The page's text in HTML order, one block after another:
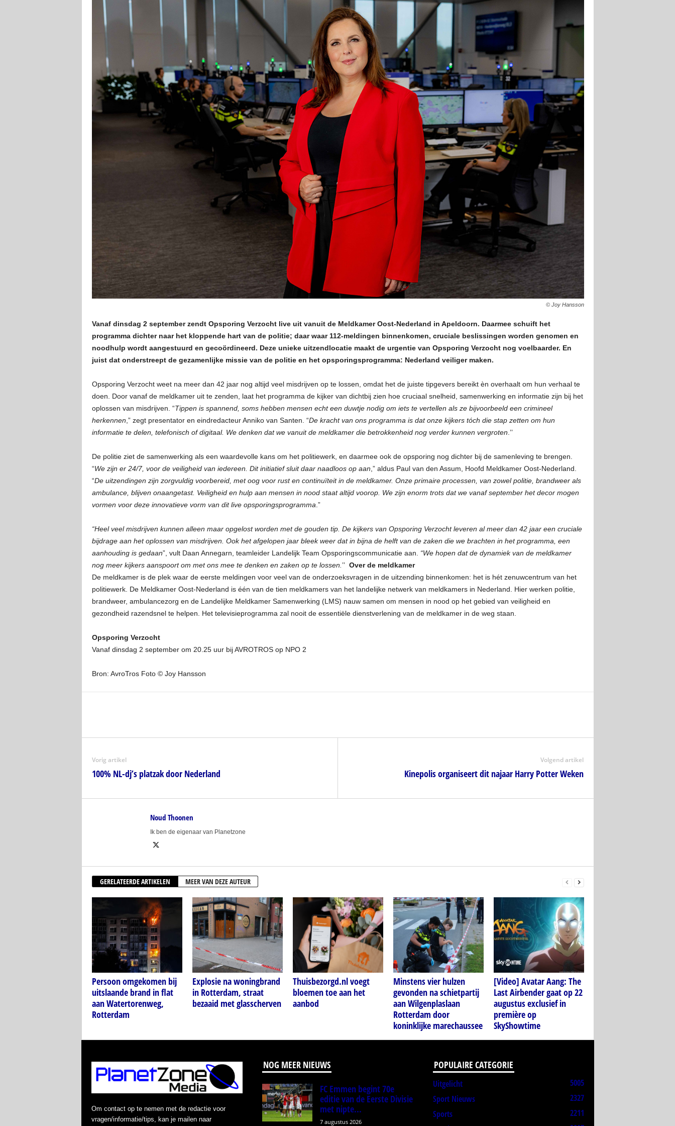
© Joy Hansson
Vanaf dinsdag 2 september zendt Opsporing Verzocht live uit vanuit de Meldkamer Oost-Nederland in Apeldoorn. Daarmee schuift het
programma dichter naar het kloppende hart van de politie; daar waar 112-meldingen binnenkomen, cruciale beslissingen worden genomen en
noodhulp wordt aangestuurd en gecoördineerd. Deze unieke uitzendlocatie maakt de urgentie van Opsporing Verzocht nog voelbaarder. En
juist dat onderstreept de gezamenlijke missie van de politie en het opsporingsprogramma: Nederland veiliger maken.
Opsporing Verzocht weet na meer dan 42 jaar nog altijd veel misdrijven op te lossen, omdat het de juiste tipgevers bereikt èn overhaalt om hun verhaal te
doen. Door vanaf de meldkamer uit te zenden, laat het programma de kijker van dichtbij zien hoe cruciaal snelheid, samenwerking en informatie zijn bij het
oplossen van misdrijven. “Tippen is spannend, soms hebben mensen echt een duwtje nodig om iets te vertellen als ze bijvoorbeeld een crimineel
herkennen ,” zegt presentator en eindredacteur Anniko van Santen. “De kracht van ons programma is dat onze kijkers tóch die stap zetten om hun
informatie te delen, telefonisch of digitaal. We denken dat we vanuit de meldkamer die betrokkenheid nog verder kunnen vergroten .’’
De politie ziet de samenwerking als een waardevolle kans om het politiewerk, en daarmee ook de opsporing nog dichter bij de samenleving te brengen.
“We zijn er 24/7, voor de veiligheid van iedereen. Dit initiatief sluit daar naadloos op aan ,” aldus Paul van den Assum, Hoofd Meldkamer Oost-Nederland.
“De uitzendingen zijn zorgvuldig voorbereid, met oog voor rust en continuïteit in de meldkamer. Onze primaire processen, van zowel politie, brandweer als
ambulance, blijven onaangetast. Veiligheid en hulp aan mensen in nood staat altijd voorop. We zijn enorm trots dat we vanaf september het decor mogen
vormen voor deze innovatieve vorm van dit live opsporingsprogramma .”
“Heel veel misdrijven kunnen alleen maar opgelost worden met de gouden tip. De kijkers van Opsporing Verzocht leveren al meer dan 42 jaar een cruciale
bijdrage aan het oplossen van misdrijven. Ook het afgelopen jaar bleek weer dat in bijna de helft van de zaken die we brachten in het programma, een
aanhouding is gedaan”, vult Daan Annegarn, teamleider Landelijk Team Opsporingscommunicatie aan. “We hopen dat de dynamiek van de meldkamer
nog meer kijkers aanspoort om met ons mee te denken en zaken op te lossen. ’’ Over de meldkamer
De meldkamer is de plek waar de eerste meldingen voor veel van de onderzoeksvragen in de uitzending binnenkomen: het is hét zenuwcentrum van het
politiewerk. De Meldkamer Oost-Nederland is één van de tien meldkamers van het landelijke netwerk van meldkamers in Nederland. Hier werken politie,
brandweer, ambulancezorg en de Landelijke Meldkamer Samenwerking (LMS) nauw samen om mensen in nood op het gebied van veiligheid en
gezondheid razendsnel te helpen. Het televisieprogramma zal nooit de essentiële dienstverlening van de meldkamer in de weg staan.
Opsporing Verzocht
Vanaf dinsdag 2 september om 20.25 uur bij AVROTROS op NPO 2
Bron: AvroTros Foto © Joy Hansson
Vorig artikel
100% NL-dj’s platzak door Nederland
Volgend artikel
Kinepolis organiseert dit najaar Harry Potter Weken
Noud Thoonen
Ik ben de eigenaar van Planetzone
GERELATEERDE ARTIKELEN MEER VAN DEZE AUTEUR
Persoon omgekomen bij
uitslaande brand in flat
aan Watertorenweg,
Rotterdam
Explosie na woningbrand
in Rotterdam, straat
bezaaid met glasscherven
Thuisbezorgd.nl voegt
bloemen toe aan het
aanbod
Minstens vier hulzen
gevonden na schietpartij
aan Wilgenplaslaan
Rotterdam door
koninklijke marechaussee
[Video] Avatar Aang: The
Last Airbender gaat op 22
augustus exclusief in
première op
SkyShowtime
Om contact op te nemen met de redactie voor
vragen/informatie/tips, kan je mailen naar
NOG MEER NIEUWS
FC Emmen begint 70e
editie van de Eerste Divisie
met nipte...
7 augustus 2026
POPULAIRE CATEGORIE
Uitgelicht
5005
Sport Nieuws
2327
Sports
2211